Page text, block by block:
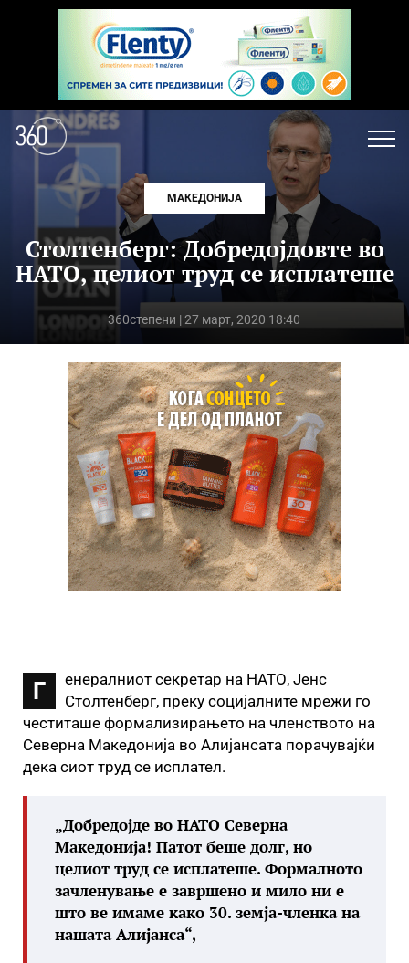
МАКЕДОНИЈА
Столтенберг: Добредојдовте во
НАТО, целиот труд се исплатеше
360степени | 27 март, 2020 18:40
Г
енералниот секретар на НАТО, Јенс
Столтенберг, преку социјалните мрежи го
честиташе формализирањето на членството на
Северна Македонија во Алијансата порачувајќи
дека сиот труд се исплател.
„Добредојде во НАТО Северна
Македонија! Патот беше долг, но
целиот труд се исплатеше. Формалното
зачленување е завршено и мило ни е
што ве имаме како 30. земја-членка на
нашата Алијанса“,